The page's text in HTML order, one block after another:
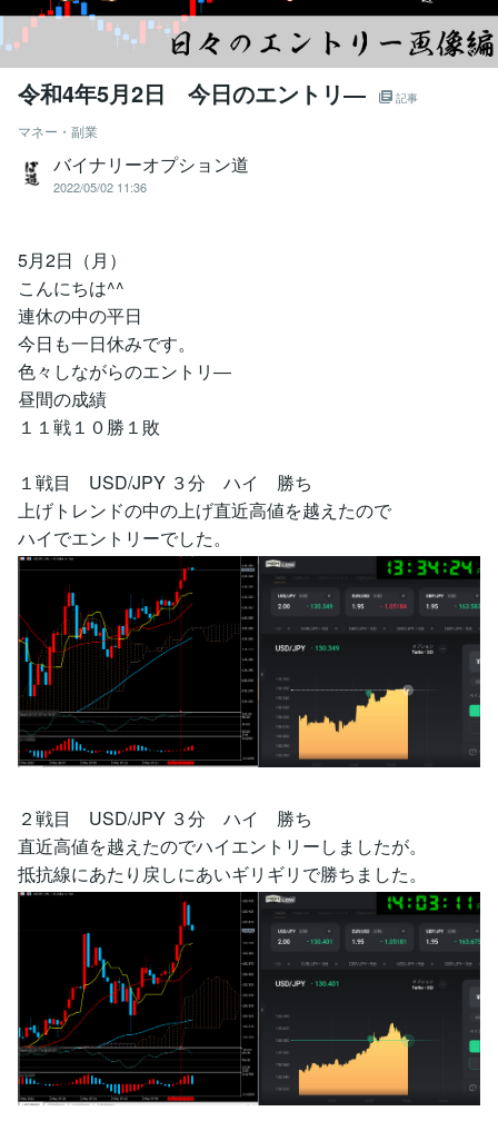
令和4年5月2日 今日のエントリ― 記事
マネー・副業
バイナリーオプション道
2022/05/02 11:36
5月2日（月）
こんにちは^^
連休の中の平日
今日も一日休みです。
色々しながらのエントリ―
昼間の成績
１１戦１０勝１敗
１戦目 USD/JPY ３分 ハイ 勝ち
上げトレンドの中の上げ直近高値を越えたので
ハイでエントリーでした。
２戦目 USD/JPY ３分 ハイ 勝ち
直近高値を越えたのでハイエントリーしましたが。
抵抗線にあたり戻しにあいギリギリで勝ちました。